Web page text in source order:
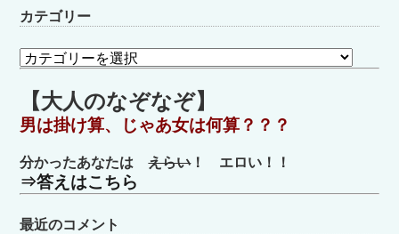
カテゴリー
カ
テ
ゴ
リ
ー
【大人のなぞなぞ】
男は掛け算、じゃあ女は何算？？？
分かったあなたはえらい！ エロい！！
⇒答えはこちら
最近のコメント